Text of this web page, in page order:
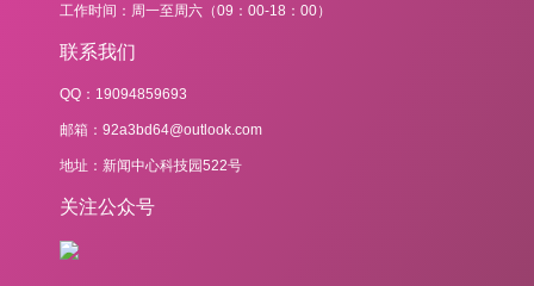
工作时间：周一至周六（09：00-18：00）
联系我们
QQ：19094859693
邮箱：92a3bd64@outlook.com
地址：新闻中心科技园522号
关注公众号